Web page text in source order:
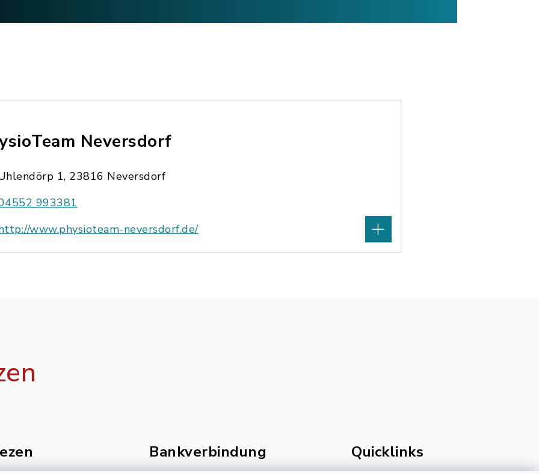
Neversdorf
1, 23816 Neversdorf
993381
www.physioteam-neversdorf.de/
Bankverbindung Quicklinks